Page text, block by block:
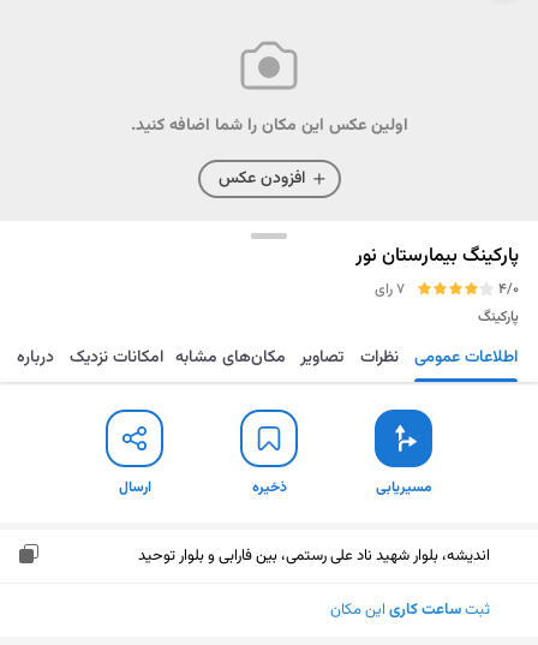
اولین عکس این مکان را شما اضافه کنید.
افزودن عکس
پارکینگ بیمارستان نور
4/0
7 رای
پارکینگ
مسیریابی ذخیره ارسال اطلاعات عمومی نظرات تصاویر مکان‌های مشابه امکانات نزدیک درباره
مسیریابی ذخیره ارسال
اندیشه، بلوار شهید ناد علی رستمی، بین فارابی و بلوار توحید
ثبتساعت کاری این مکان